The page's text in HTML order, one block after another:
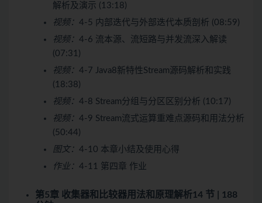
解析及演示 (13:18)
视频： 4-5 内部迭代与外部迭代本质剖析 (08:59)
视频： 4-6 流本源、流短路与并发流深入解读
(07:31)
视频： 4-7 Java8新特性Stream源码解析和实践
(18:38)
视频： 4-8 Stream分组与分区区别分析 (10:17)
视频： 4-9 Stream流式运算重难点源码和用法分析
(50:44)
图文： 4-10 本章小结及使用心得
作业： 4-11 第四章 作业
第5章 收集器和比较器用法和原理解析14 节 | 188